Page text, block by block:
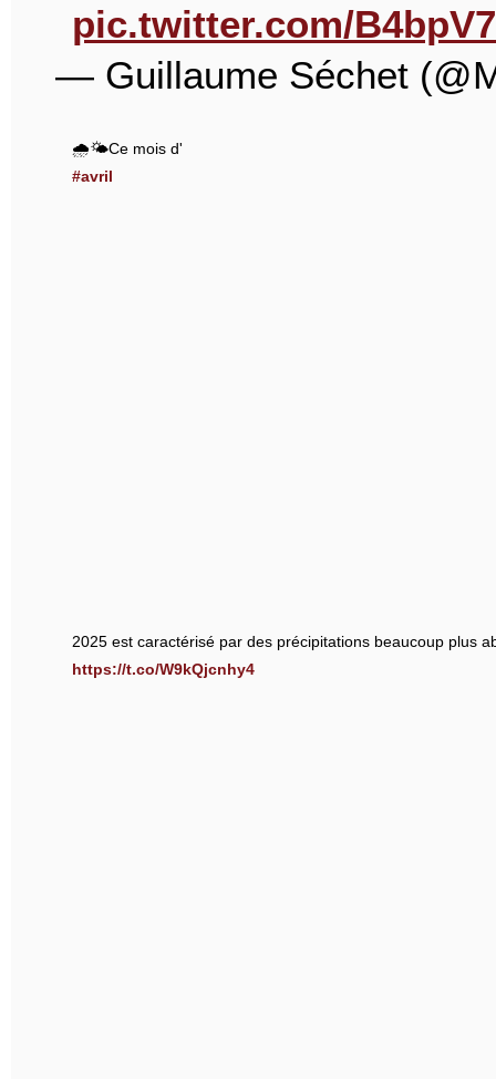
pic.twitter.com/
— Guillaume Séchet
🌧️🌤️Ce mois d'
#avril
2025 est caractérisé par des précipitations beaucoup plus
https://t.co/W9kQjcnhy4